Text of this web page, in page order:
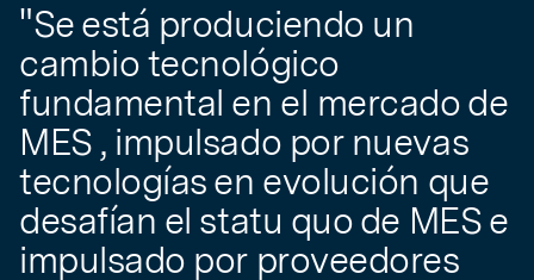
"Se está produciendo un
cambio tecnológico
fundamental en el mercado de
MES , impulsado por nuevas
tecnologías en evolución que
desafían el statu quo de MES e
impulsado por proveedores